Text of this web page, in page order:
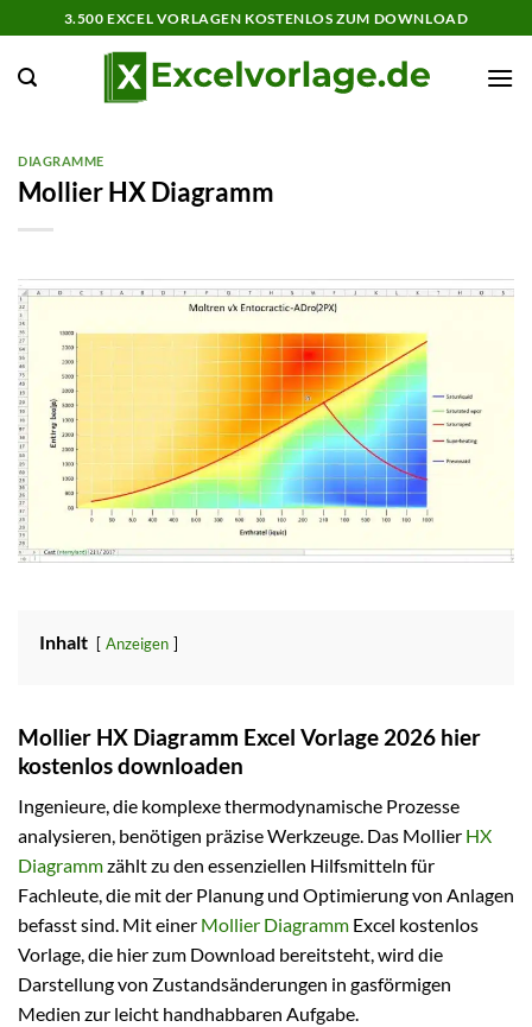
Inhalt
springen
3.500 EXCEL VORLAGEN KOSTENLOS ZUM DOWNLOAD
DIAGRAMME
Mollier HX Diagramm
Inhalt Anzeigen
Mollier HX Diagramm Excel Vorlage 2026 hier
kostenlos downloaden
Ingenieure, die komplexe thermodynamische Prozesse
analysieren, benötigen präzise Werkzeuge. Das Mollier HX
Diagrammzählt zu den essenziellen Hilfsmitteln für
Fachleute, die mit der Planung und Optimierung von Anlagen
befasst sind. Mit einer Mollier Diagramm Excel kostenlos
Vorlage, die hier zum Download bereitsteht, wird die
Darstellung von Zustandsänderungen in gasförmigen
Medien zur leicht handhabbaren Aufgabe.